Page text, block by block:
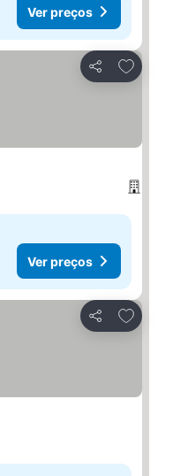
Ver preços
Partilhar
Ver preços
Partilhar